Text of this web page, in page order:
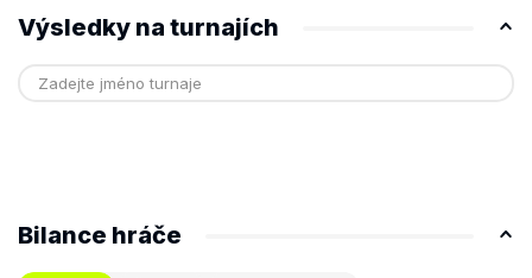
Výsledky na turnajích
Bilance hráče